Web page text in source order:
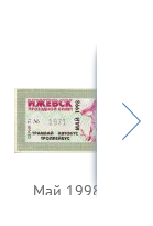
Май 1998